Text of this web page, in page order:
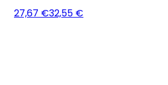
27,67 €32,55 €